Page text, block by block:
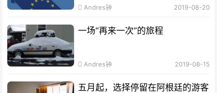
Andres钟 2019-08-20
一场“再来一次”的旅程
Andres钟 2019-08-15
五月起，选择停留在阿根廷的游客